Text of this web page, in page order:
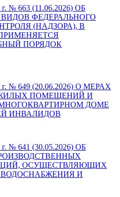
г. № 663 (11.06.2026) ОБ
ФЕДЕРАЛЬНОГО
(НАДЗОРА), В
ПОРЯДОК
г. № 649 (20.06.2026) О МЕРАХ
ПОМЕЩЕНИЙ И
ДОМЕ
ИНВАЛИДОВ
г. № 641 (30.05.2026) ОБ
ОСУЩЕСТВЛЯЮЩИХ
ВОДОСНАБЖЕНИЯ И